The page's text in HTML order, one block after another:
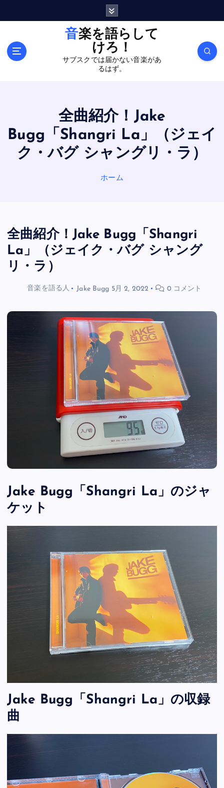
音楽を語らして
けろ！
サブスクでは届かない音楽があ
るはず。
全曲紹介！Jake
Bugg「Shangri La」（ジェイ
ク・バグ シャングリ・ラ）
ホーム
全曲紹介！Jake Bugg「Shangri
La」（ジェイク・バグ シャング
リ・ラ）
音楽を語る人 Jake Bugg 5月 2, 2022 0 コメント
Jake Bugg「Shangri La」のジャ
ケット
Jake Bugg「Shangri La」の収録
曲